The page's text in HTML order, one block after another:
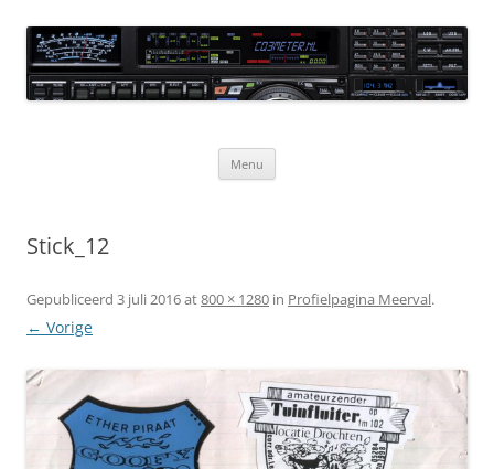
naar
de
inhoud CQ3meter
Website door en voor radio-amateurs
Menu
Stick_12
Gepubliceerd 3 juli 2016at800 × 1280 in Profielpagina Meerval.
← Vorige